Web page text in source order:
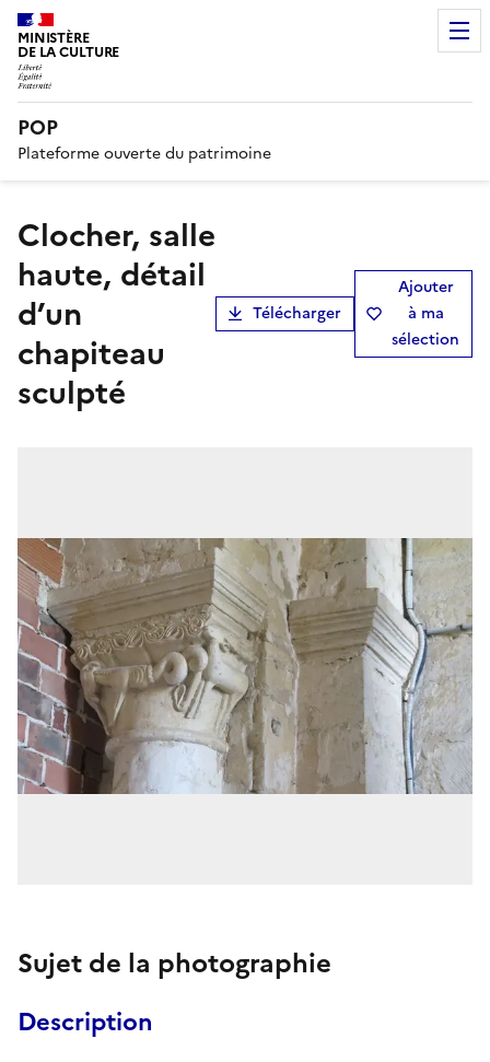
MINISTÈRE
DE LA CULTURE
POP
Plateforme ouverte du patrimoine
clocher, salle
haute, détail
d’un
chapiteau
sculpté
Télécharger
Ajouter
à ma
sélection
Sujet de la photographie
Description